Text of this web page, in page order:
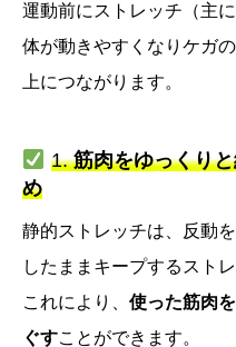
運動前にストレッチ（主
体が動きやすくなりケガ
上につながります。
1.筋肉をゆっくり
め
静的ストレッチは、反動
したままキープするスト
これにより、 使った筋肉
ぐすことができます。